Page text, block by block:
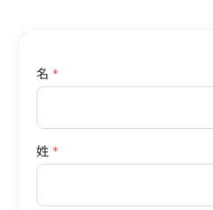
名 *
姓 *